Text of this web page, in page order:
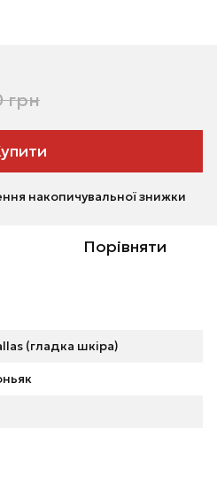
грн
накопичувальної знижки
Порівняти
(гладка шкіра)